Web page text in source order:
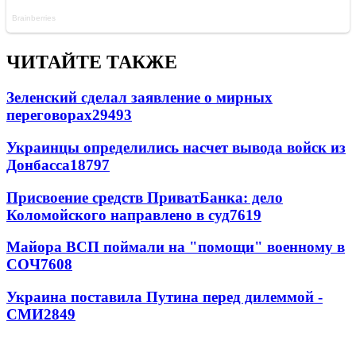
ЧИТАЙТЕ ТАКЖЕ
Зеленский сделал заявление о мирных
переговорах29493
Украинцы определились насчет вывода войск из
Донбасса18797
Присвоение средств ПриватБанка: дело
Коломойского направлено в суд7619
Майора ВСП поймали на "помощи" военному в
СОЧ7608
Украина поставила Путина перед дилеммой -
СМИ2849